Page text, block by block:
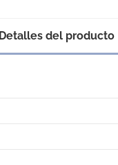
Detalles del producto